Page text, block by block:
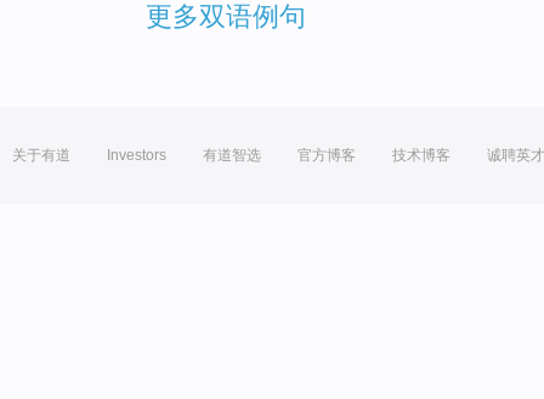
更多双语例句
关于有道 Investors 有道智选 官方博客 技术博客 诚聘英才